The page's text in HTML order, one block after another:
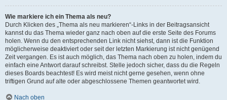
Wie markiere ich ein Thema als neu?
Durch Klicken des „Thema als neu markieren“-Links in der Beitragsansicht
kannst du das Thema wieder ganz nach oben auf die erste Seite des Forums
holen. Wenn du den entsprechenden Link nicht siehst, dann ist die Funktion
möglicherweise deaktiviert oder seit der letzten Markierung ist nicht genügend
Zeit vergangen. Es ist auch möglich, das Thema nach oben zu holen, indem du
einfach eine Antwort darauf schreibst. Stelle jedoch sicher, dass du die Regeln
dieses Boards beachtest! Es wird meist nicht gerne gesehen, wenn ohne
triftigen Grund auf alte oder abgeschlossene Themen geantwortet wird.
Nach oben